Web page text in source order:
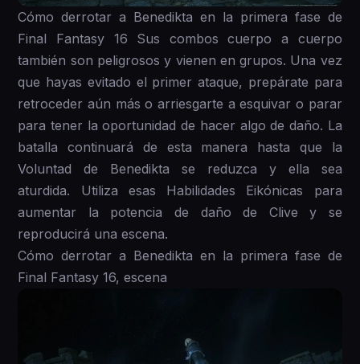
Cómo derrotar a Benedikta en la primera fase de
Final Fantasy 16 Sus combos cuerpo a cuerpo
también son peligrosos y vienen en grupos. Una vez
que hayas evitado el primer ataque, prepárate para
retroceder aún más o arriesgarte a esquivar o parar
para tener la oportunidad de hacer algo de daño. La
batalla continuará de esta manera hasta que la
Voluntad de Benedikta se reduzca y ella sea
aturdida. Utiliza esas Habilidades Eikónicas para
aumentar la potencia de daño de Clive y se
reproducirá una escena.
Cómo derrotar a Benedikta en la primera fase de
Final Fantasy 16, escena